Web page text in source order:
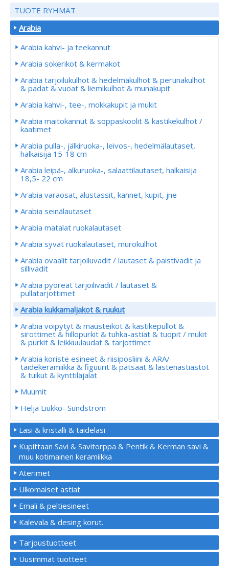
TUOTE RYHMÄT
Arabia
Arabia kahvi- ja teekannut
Arabia sokerikot & kermakot
Arabia tarjoilukulhot & hedelmäkulhot & perunakulhot
& padat & vuoat & liemikulhot & munakupit
Arabia kahvi-, tee-, mokkakupit ja mukit
Arabia maitokannut & soppaskoolit & kastikekulhot /
kaatimet
Arabia pulla-, jälkiruoka-, leivos-, hedelmälautaset,
halkaisija 15-18 cm
Arabia leipä-, alkuruoka-, salaattilautaset, halkaisija
18,5- 22 cm
Arabia varaosat, alustassit, kannet, kupit, jne
Arabia seinälautaset
Arabia matalat ruokalautaset
Arabia syvät ruokalautaset, murokulhot
Arabia ovaalit tarjoiluvadit / lautaset & paistivadit ja
sillivadit
Arabia pyöreät tarjoilivadit / lautaset &
pullatarjottimet
Arabia kukkamaljakot & ruukut
Arabia voipytyt & mausteikot & kastikepullot &
sirottimet & hillopurkit & tuhka-astiat & tuopit / mukit
& purkit & leikkuulaudat & tarjottimet
Arabia koriste esineet & riisiposliini & ARA/
taidekeramiikka & figuurit & patsaat & lastenastiastot
& tuikut & kynttiläjalat
Muumit
Heljä Liukko- Sundström
Lasi & kristalli & taidelasi
Kupittaan Savi & Savitorppa & Pentik & Kerman savi &
muu kotimainen keramiikka
Aterimet
Ulkomaiset astiat
Emali & peltiesineet
Kalevala & desing korut.
Tarjoustuotteet
Uusimmat tuotteet